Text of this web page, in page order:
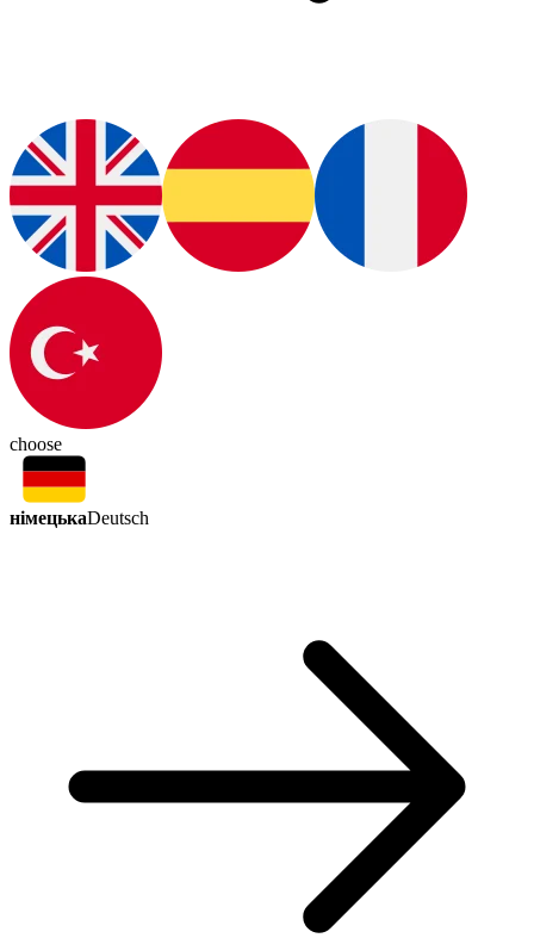
choose
німецькаDeutsch